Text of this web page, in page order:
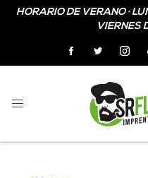
HORARIO DE VERANO ·
VIERNES
Home Gorras de